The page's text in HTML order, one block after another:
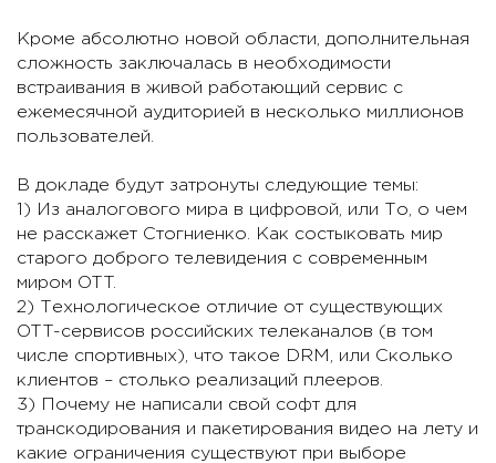
Кроме абсолютно новой области, дополнительная
сложность заключалась в необходимости
встраивания в живой работающий сервис с
ежемесячной аудиторией в несколько миллионов
пользователей.
В докладе будут затронуты следующие темы:
1) Из аналогового мира в цифровой, или То, о чем
не расскажет Стогниенко. Как состыковать мир
старого доброго телевидения с современным
миром OTT.
2) Технологическое отличие от существующих
OTT-сервисов российских телеканалов (в том
числе спортивных), что такое DRM, или Сколько
клиентов – столько реализаций плееров.
3) Почему не написали свой софт для
транскодирования и пакетирования видео на лету и
какие ограничения существуют при выборе